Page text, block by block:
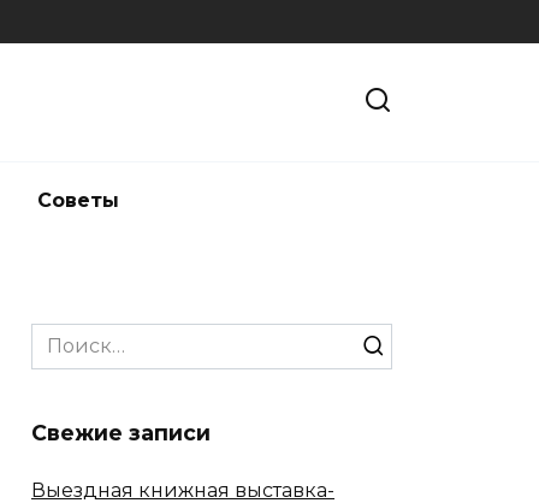
Советы
Search
for:
Свежие записи
Выездная книжная выставка-